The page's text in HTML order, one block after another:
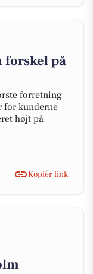
forskel på
forretning
for kunderne
højt på
Kopiér link